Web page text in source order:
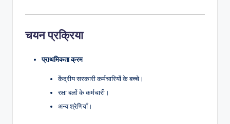
चयन प्रक्रिया
प्राथमिकता क्रम
केंद्रीय सरकारी कर्मचारियों के बच्चे।
रक्षा बलों के कर्मचारी।
अन्य श्रेणियाँ।